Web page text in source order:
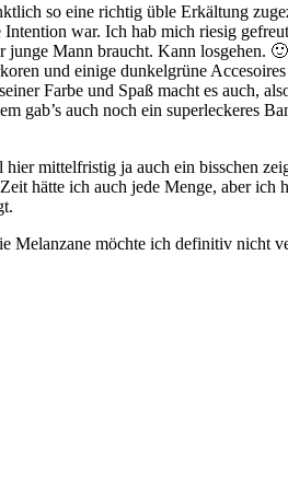
so eine richtig üble Erkältung
war. Ich hab mich riesig
Mann braucht. Kann losgehen.
und einige dunkelgrüne
Farbe und Spaß macht es auch,
gab’s auch noch ein superleckeres
mittelfristig ja auch ein bisschen
hätte ich auch jede Menge, aber ich
Melanzane möchte ich definitiv nicht